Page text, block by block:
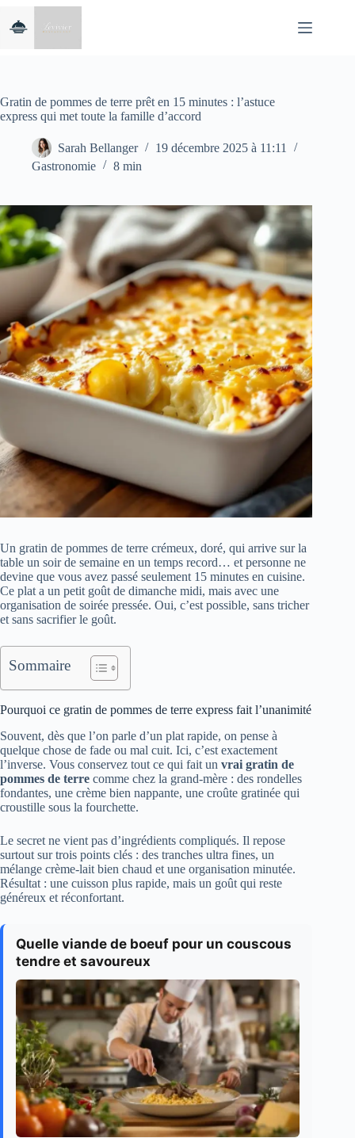
contenu
Gratin de pommes de terre prêt en 15 minutes : l’astuce
express qui met toute la famille d’accord
Sarah Bellanger
19 décembre 2025 à 11:11
Gastronomie
8 min
Un gratin de pommes de terre crémeux, doré, qui arrive sur la
table un soir de semaine en un temps record… et personne ne
devine que vous avez passé seulement 15 minutes en cuisine.
Ce plat a un petit goût de dimanche midi, mais avec une
organisation de soirée pressée. Oui, c’est possible, sans tricher
et sans sacrifier le goût.
Sommaire
Pourquoi ce gratin de pommes de terre express fait l’unanimité
Souvent, dès que l’on parle d’un plat rapide, on pense à
quelque chose de fade ou mal cuit. Ici, c’est exactement
l’inverse. Vous conservez tout ce qui fait un vrai gratin de
pommes de terre comme chez la grand-mère : des rondelles
fondantes, une crème bien nappante, une croûte gratinée qui
croustille sous la fourchette.
Le secret ne vient pas d’ingrédients compliqués. Il repose
surtout sur trois points clés : des tranches ultra fines, un
mélange crème-lait bien chaud et une organisation minutée.
Résultat : une cuisson plus rapide, mais un goût qui reste
généreux et réconfortant.
Quelle viande de boeuf pour un couscous
tendre et savoureux